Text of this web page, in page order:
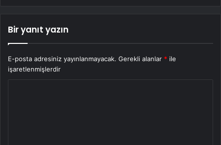
Bir yanıt yazın
E-posta adresiniz yayınlanmayacak. Gerekli alanlar * ile
işaretlenmişlerdir